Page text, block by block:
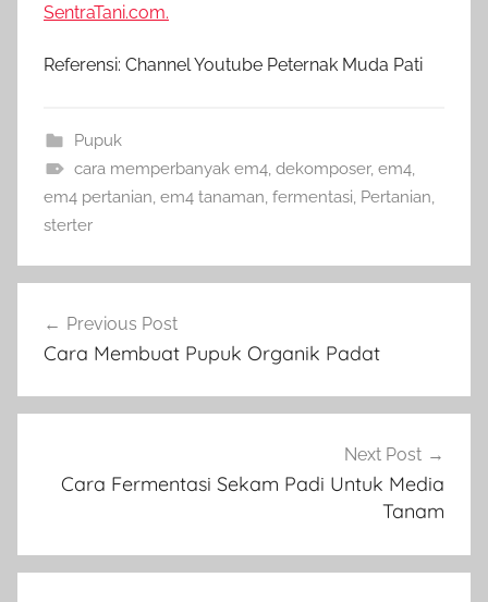
SentraTani.com.
Referensi: Channel Youtube Peternak Muda Pati
Pupuk
cara memperbanyak em4, dekomposer, em4,
em4 pertanian, em4 tanaman, fermentasi, Pertanian,
sterter
pos
Previous Post
Cara Membuat Pupuk Organik Padat
Next Post
Cara Fermentasi Sekam Padi Untuk Media
Tanam